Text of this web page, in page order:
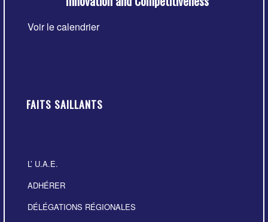
Voir le calendrier
FAITS SAILLANTS
L’ U.A.E.
ADHÉRER
DÉLÉGATIONS RÉGIONALES